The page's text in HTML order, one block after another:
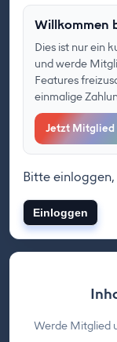
Willkommen
Dies ist nur ein
und werde
Features
einmalige
Jetzt Mitglied
Bitte
Einloggen
Werde Mitglied